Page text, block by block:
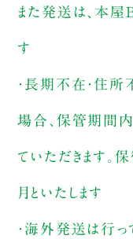
また発送は、本屋
す
・長期不在・住所
場合、保管期間
ていただきます。
月といたします
・海外発送は行っ